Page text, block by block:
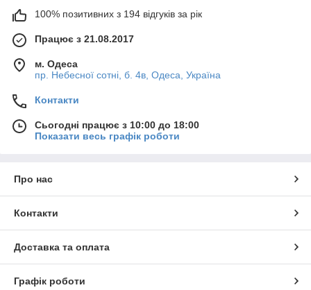
100% позитивних з 194 відгуків за рік
Працює з 21.08.2017
м. Одеса
пр. Небесної сотні, б. 4в, Одеса, Україна
Контакти
Сьогодні працює з 10:00 до 18:00
Показати весь графік роботи
Про нас
Контакти
Доставка та оплата
Графік роботи